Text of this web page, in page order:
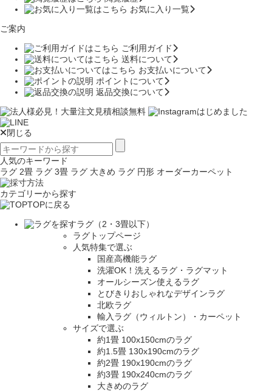
お気に入り一覧
ご案内
ご利用ガイド
送料について
お支払いについて
ポイントについて
返品交換について
閉じる
人気のキーワード
ラグ 2畳 ラグ 3畳 ラグ 大きめ ラグ 円形 オーダーカーペット
カテゴリーから探す
TOPに戻る
ラグ（2・3畳以下）
ラグトップページ
人気特集で選ぶ
国産高機能ラグ
洗濯OK！洗えるラグ・ラグマット
オールシーズン使えるラグ
とびきりおしゃれなデザインラグ
北欧ラグ
輸入ラグ（ウィルトン）・カーペット
サイズで選ぶ
約1畳 100x150cmのラグ
約1.5畳 130x190cmのラグ
約2畳 190x190cmのラグ
約3畳 190x240cmのラグ
大きめのラグ